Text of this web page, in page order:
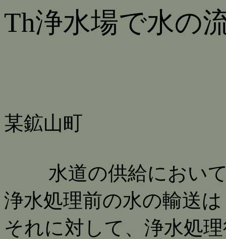
Th浄水場で水の
某鉱山町
水道の供給において
浄水処理前の水の輸送
それに対して、浄水処